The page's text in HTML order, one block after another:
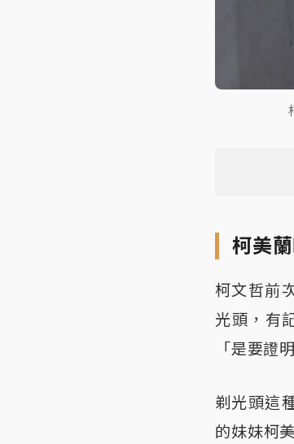
柯美
柯文哲前
光頭，有
「是要證
剃光頭這
的妹妹柯